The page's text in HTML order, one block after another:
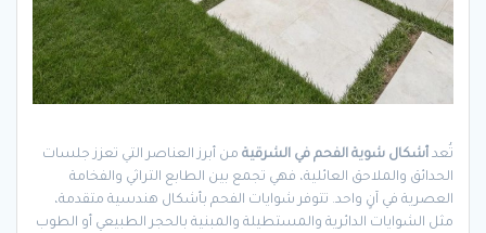
تُعد أشكال شوية الفحم في الشرقية من أبرز العناصر التي تعزز جلسات
الحدائق والملاحق العائلية، فهي تجمع بين الطابع التراثي والفخامة
العصرية في آنٍ واحد. تتوفر شوايات الفحم بأشكال هندسية متقدمة،
مثل الشوايات الدائرية والمستطيلة والمبنية بالحجر الطبيعي أو الطوب